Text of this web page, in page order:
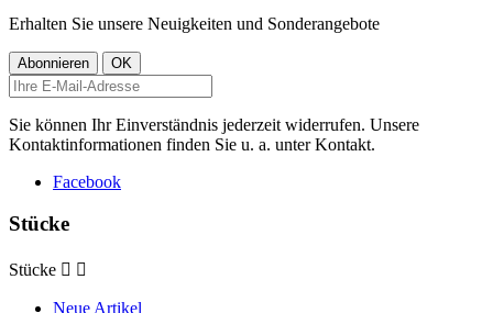
Erhalten Sie unsere Neuigkeiten und Sonderangebote
Sie können Ihr Einverständnis jederzeit widerrufen. Unsere
Kontaktinformationen finden Sie u. a. unter Kontakt.
Facebook
Stücke
Stücke  
Neue Artikel